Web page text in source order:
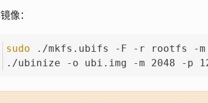
像：
sudo ./mkfs.ubifs -F -r rootfs -m
./ubinize -o ubi.img -m 2048 -p